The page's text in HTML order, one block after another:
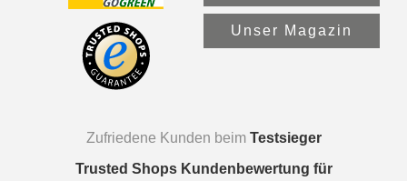
Unser Magazin
Zufriedene Kunden beim Testsieger
Trusted Shops Kundenbewertung für